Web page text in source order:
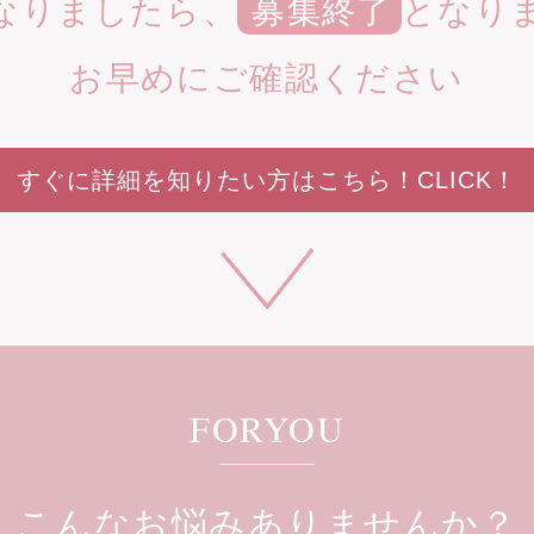
りましたら、 募集終了
となり
お早めにご確認ください
すぐに詳細を知りたい方はこちら！CLICK！
FORYOU
こんなお悩みありませんか？